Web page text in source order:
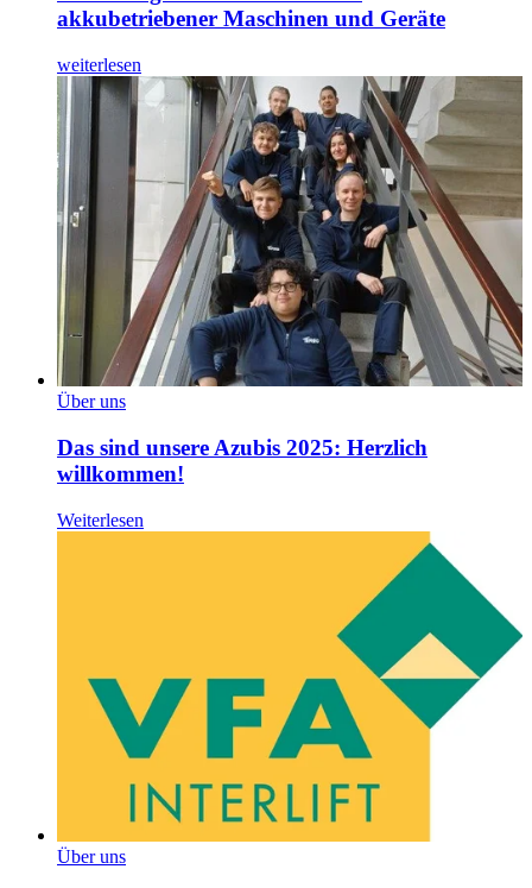
akkubetriebener Maschinen und Geräte
weiterlesen
Über uns
Das sind unsere Azubis 2025: Herzlich
willkommen!
Weiterlesen
Über uns